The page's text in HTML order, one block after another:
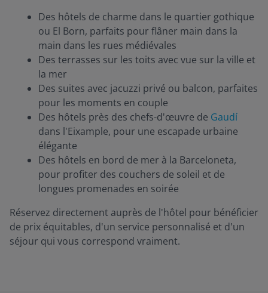
Des hôtels de charme dans le quartier gothique
ou El Born, parfaits pour flâner main dans la
main dans les rues médiévales
Des terrasses sur les toits avec vue sur la ville et
la mer
Des suites avec jacuzzi privé ou balcon, parfaites
pour les moments en couple
Des hôtels près des chefs-d'œuvre de Gaudí
dans l'Eixample, pour une escapade urbaine
élégante
Des hôtels en bord de mer à la Barceloneta,
pour profiter des couchers de soleil et de
longues promenades en soirée
Réservez directement auprès de l'hôtel pour bénéficier
de prix équitables, d'un service personnalisé et d'un
séjour qui vous correspond vraiment.